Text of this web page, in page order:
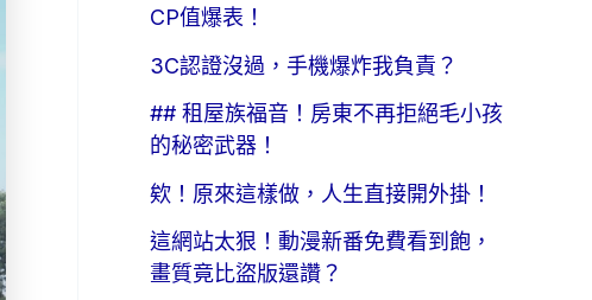
CP值爆表！
3C認證沒過，手機爆炸我負責？
## 租屋族福音！房東不再拒絕毛小孩
的秘密武器！
欸！原來這樣做，人生直接開外掛！
這網站太狠！動漫新番免費看到飽，
畫質竟比盜版還讚？